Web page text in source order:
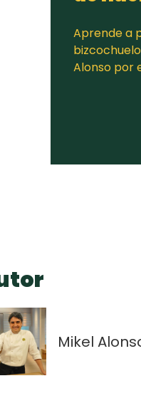
Aprende a
Alonso por
Mikel